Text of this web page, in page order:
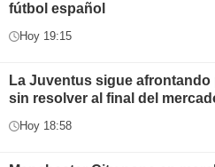
fútbol español
Hoy 19:15
La Juventus sigue afrontando
sin resolver al final del
Hoy 18:58